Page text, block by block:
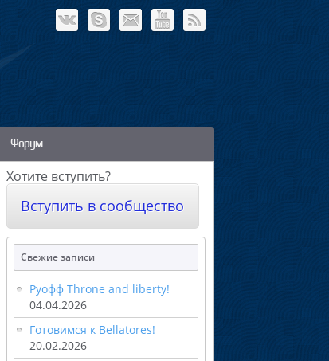
Форум
Хотите вступить?
Вступить в сообщество
Свежие записи
Руофф Throne and liberty!
04.04.2026
Готовимся к Bellatores!
20.02.2026